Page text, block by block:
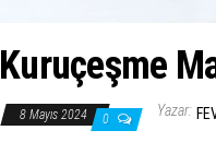
Kuruçeşme
8 Mayıs 2024 0 Yazar: